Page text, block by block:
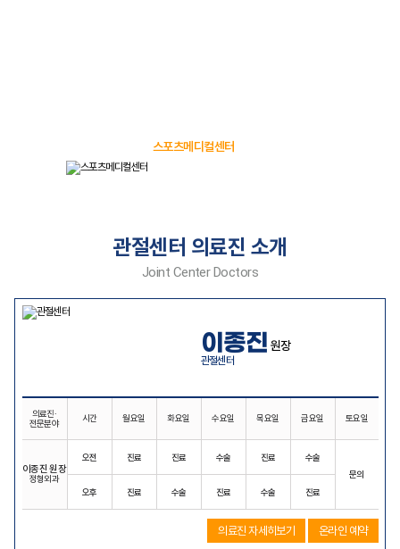
스포츠메디컬센터
관절센터 의료진 소개
Joint Center Doctors
이종진 원장
관절센터
의료진·
전문분야
시간 월요일 화요일 수요일 목요일 금요일 토요일
이종진 원장
정형외과
오전 진료 진료 수술 진료
수술
문의
오후
진료 수술 진료 수술 진료
의료진 자세히보기 온라인 예약